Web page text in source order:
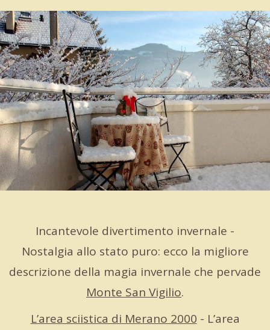
Incantevole divertimento invernale -
Nostalgia allo stato puro: ecco la migliore
descrizione della magia invernale che pervade
Monte San Vigilio.
L’area sciistica di Merano 2000 - L’area